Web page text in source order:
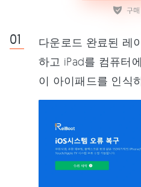
다운로드 완료된 레
하고 iPad를 컴퓨터
이 아이패드를 인식